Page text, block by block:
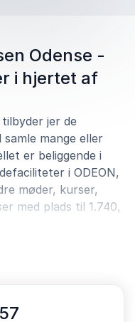
Odense -
i hjertet af
tilbyder jer de
mange eller
er beliggende i
i ODEON,
møder, kurser,
med plads til 1.740,
AV- og IT-udstyr, og